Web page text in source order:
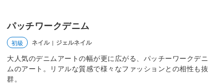
パッチワークデニム
初級 ネイル | ジェルネイル
大人気のデニムアートの幅が更に広がる、パッチーワークデニ
ムのアート。リアルな質感で様々なファッションとの相性も抜
群。